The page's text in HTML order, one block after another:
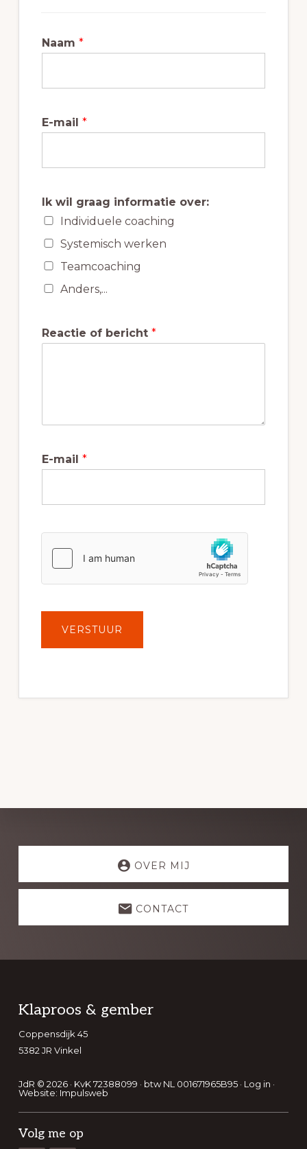
Naam *
E-mail *
Ik wil graag informatie over:
Individuele coaching
Systemisch werken
Teamcoaching
Anders,...
Reactie of bericht *
E-mail *
VERSTUUR
Explore
OVER MIJ
CONTACT
Footer
Klaproos & gember
Coppensdijk 45
5382 JR Vinkel
JdR © 2026 · KvK 72388099 · btw NL 001671965B95 · Log in ·
Website: Impulsweb
Volg me op